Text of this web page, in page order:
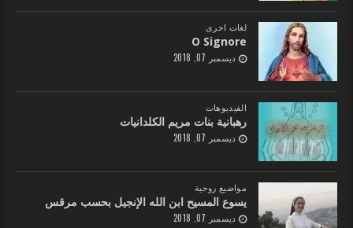
لغات اخرى
O Signore
ديسمبر 07, 2018
الفيديوهات
رهبانية بنات مريم الكلدانيات
ديسمبر 07, 2018
مواضيع روحية
يسوع المسيح ابن الله الإنجيل بحسب مرقس
ديسمبر 07, 2018